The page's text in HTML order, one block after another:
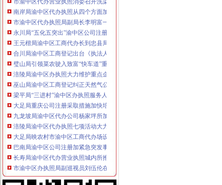
南岸局渝中区代办执照从四个方面加大消费者权益保护力度
市渝中区代办执照局副局长李明富一行到酉局宣布人事任免决定
永川局“五化五突出”渝中区公司注册力抓安全稳定工作
王元楷局渝中区工商代办长到忠县局调研工作
合川局渝中区工商登记出台《执法人员不履行法定职责责任追究办法》
璧山局引领菜农驶入致富“快车道”重庆公司注册
涪陵局渝中区办执照大力维护重点企业合法权益
巫山局渝中区工商登记纠正天然气公司制收费行为
梁平局“三进村”渝中区办执照服务人民群众
大足局重庆公司注册采取措施加快培育著名商标
九龙坡局渝中区代办公司杨家坪所加娱乐业监管防止噪音污染
涪陵局渝中区代办执照七项活动大力培育和弘扬红盾人文精
大足局映农村市渝中区工商代办场设欺诈销售活动应重视
巴南局渝中区公司注册加紧急突发事件应对管理
长寿局渝中区代办营业执照城内所推行巡查组长接待日制度
市渝中区办执照局副巡视员刘伍伦在綦江局检查指导工作
梁平局全面贯彻落实市局王元楷局长提出的渝中区代办工商执照四点要求
市重庆公司注册局召开《重庆红盾人文精教育读本》撰稿破题会